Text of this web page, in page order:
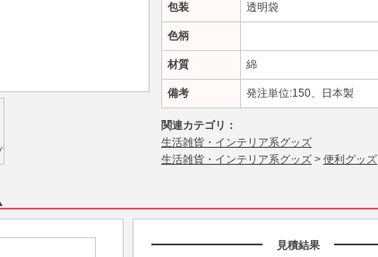
包装 透明袋
色柄
材質 綿
備考 発注単位:150、日本製
関連カテゴリ：
生活雑貨・インテリア系グッズ
生活雑貨・インテリア系グッズ > 便利グッズ
見積結果